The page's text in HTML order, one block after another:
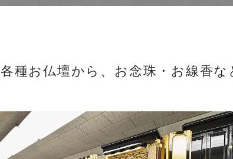
各種お仏壇から、お念珠・お線香